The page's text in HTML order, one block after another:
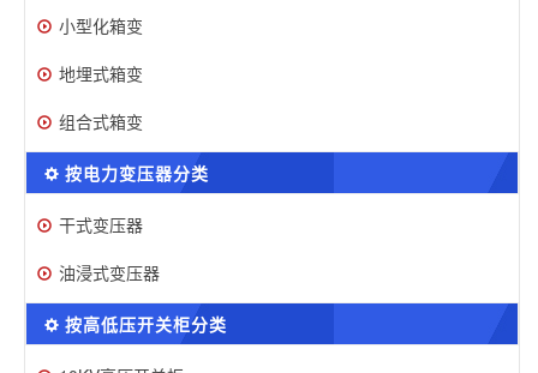
小型化箱变
地埋式箱变
组合式箱变
按电力变压器分类
干式变压器
油浸式变压器
按高低压开关柜分类